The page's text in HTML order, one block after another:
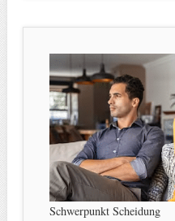
Schwerpunkt Scheidung